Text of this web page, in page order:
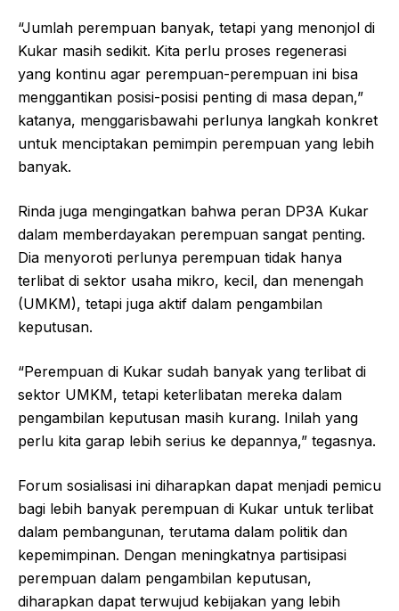
“Jumlah perempuan banyak, tetapi yang menonjol di
Kukar masih sedikit. Kita perlu proses regenerasi
yang kontinu agar perempuan-perempuan ini bisa
menggantikan posisi-posisi penting di masa depan,”
katanya, menggarisbawahi perlunya langkah konkret
untuk menciptakan pemimpin perempuan yang lebih
banyak.
Rinda juga mengingatkan bahwa peran DP3A Kukar
dalam memberdayakan perempuan sangat penting.
Dia menyoroti perlunya perempuan tidak hanya
terlibat di sektor usaha mikro, kecil, dan menengah
(UMKM), tetapi juga aktif dalam pengambilan
keputusan.
“Perempuan di Kukar sudah banyak yang terlibat di
sektor UMKM, tetapi keterlibatan mereka dalam
pengambilan keputusan masih kurang. Inilah yang
perlu kita garap lebih serius ke depannya,” tegasnya.
Forum sosialisasi ini diharapkan dapat menjadi pemicu
bagi lebih banyak perempuan di Kukar untuk terlibat
dalam pembangunan, terutama dalam politik dan
kepemimpinan. Dengan meningkatnya partisipasi
perempuan dalam pengambilan keputusan,
diharapkan dapat terwujud kebijakan yang lebih